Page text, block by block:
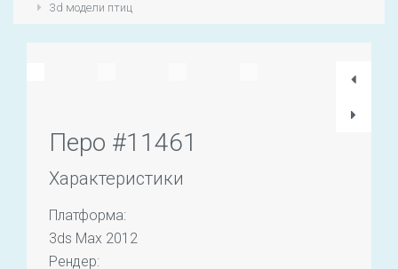
3d модели птиц
Перо #11461
Характеристики
Платформа:
3ds Max 2012
Рендер: